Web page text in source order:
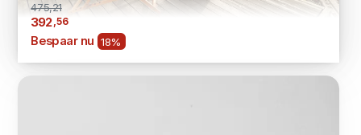
475,21
392,56
Bespaar nu 18%